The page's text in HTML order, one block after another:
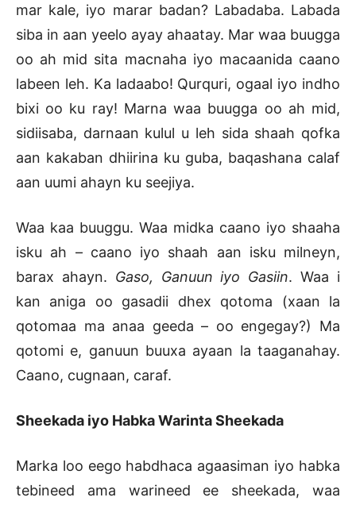
mar kale, iyo marar badan? Labadaba. Labada
siba in aan yeelo ayay ahaatay. Mar waa buugga
oo ah mid sita macnaha iyo macaanida caano
labeen leh. Ka ladaabo! Qurquri, ogaal iyo indho
bixi oo ku ray! Marna waa buugga oo ah mid,
sidiisaba, darnaan kulul u leh sida shaah qofka
aan kakaban dhiirina ku guba, baqashana calaf
aan uumi ahayn ku seejiya.
Waa kaa buuggu. Waa midka caano iyo shaaha
isku ah – caano iyo shaah aan isku milneyn,
barax ahayn. Gaso, Ganuun iyo Gasiin. Waa i
kan aniga oo gasadii dhex qotoma (xaan la
qotomaa ma anaa geeda – oo engegay?) Ma
qotomi e, ganuun buuxa ayaan la taaganahay.
Caano, cugnaan, caraf.
Sheekada iyo Habka Warinta Sheekada
Marka loo eego habdhaca agaasiman iyo habka
tebineed ama warineed ee sheekada, waa